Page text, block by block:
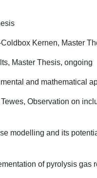
Kernen, Master
Master Thesis, ongoing
and mathematical
Observation on
modelling and its
of pyrolysis